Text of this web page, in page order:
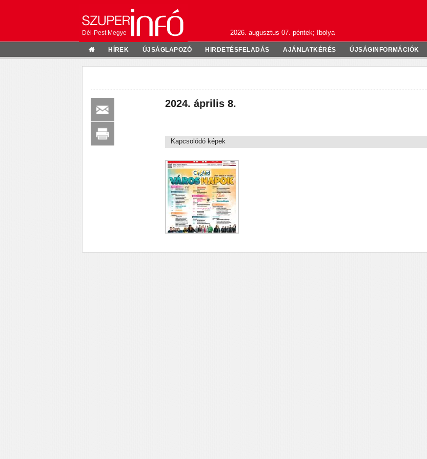
Dél-Pest Megye 2026. augusztus 07. péntek; Ibolya
HÍREK ÚJSÁGLAPOZÓ HIRDETÉSFELADÁS AJÁNLATKÉRÉS ÚJSÁGINFORMÁCIÓK
2024. április 8.
Kapcsolódó képek